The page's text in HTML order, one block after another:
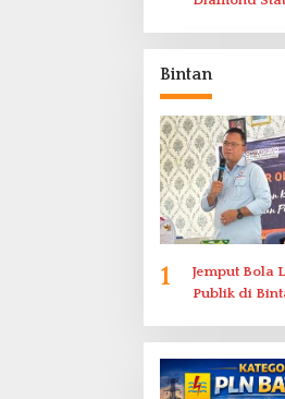
Berstandar
Bintan
1
Jemput Bola
Publik di
Solar